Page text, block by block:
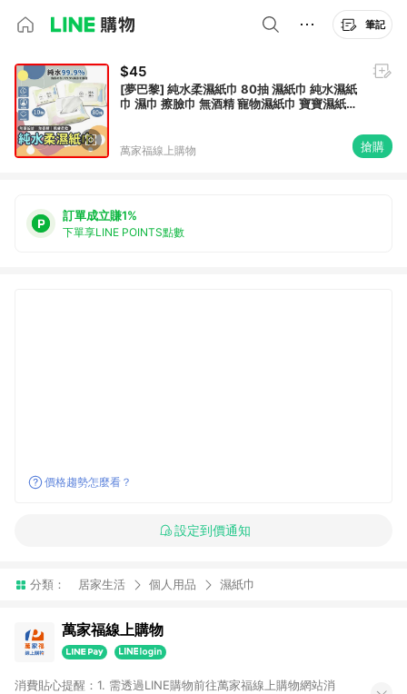
筆記
$45
[夢巴黎] 純水柔濕紙巾 80抽 濕紙巾 純水濕紙
巾 濕巾 擦臉巾 無酒精 寵物濕紙巾 寶寶濕紙巾
萬家福線上購物 搶購
訂單成立賺1%
下單享LINE POINTS點數
價格趨勢怎麼看？
設定到價通知
分類： 居家生活 個人用品 濕紙巾
萬家福線上購物
消費貼心提醒：1. 需透過LINE購物前往萬家福線上購物網站消